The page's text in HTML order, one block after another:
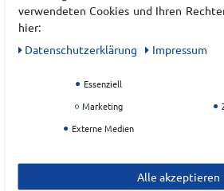
verwendeten Cookies und Ihren
hier:
Daten­schutz­erklärung
Impressum
Essenziell
Marketing
Externe Medien
Alle akzeptieren